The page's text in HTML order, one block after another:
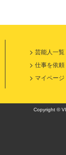
芸能人一覧
仕事を依頼
マイページ
Copyright ©